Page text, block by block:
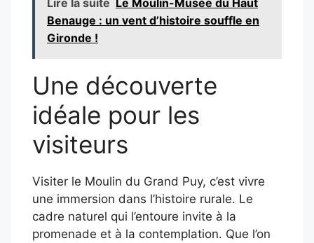
Benauge : un vent d’histoire souffle en
Gironde !
Une découverte
idéale pour les
visiteurs
Visiter le Moulin du Grand Puy, c’est vivre
une immersion dans l’histoire rurale. Le
cadre naturel qui l’entoure invite à la
promenade et à la contemplation. Que l’on